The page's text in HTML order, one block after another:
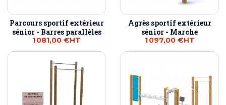
Parcours sportif extérieur
sénior - Barres parallèles
1 081,00 €HT
Agrès sportif extérieur
sénior - Marche
1 097,00 €HT